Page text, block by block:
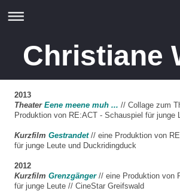
Christiane
2013
Theater Eene meene muh ... // Collage zum
Produktion von RE:ACT - Schauspiel für junge
Kurzfilm Gestrandet// eine Produktion von
für junge Leute und Duckridingduck
2012
Kurzfilm Grenzgänger// eine Produktion von
für junge Leute // CineStar Greifswald